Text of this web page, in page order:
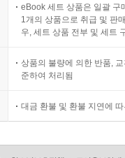
eBook 세트 상품은 일괄 구
1개의 상품으로 취급 및 판
우, 세트 상품 전부 및 세트
상품의 불량에 의한 반품,
준하여 처리됨
대금 환불 및 환불 지연에